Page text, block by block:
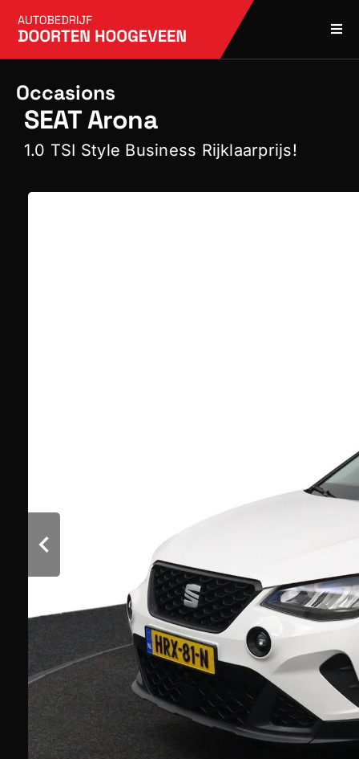
Over ons
Occasions bekijken
Contact opnemen
Occasions
SEAT Arona
1.0 TSI Style Business Rijklaarprijs!